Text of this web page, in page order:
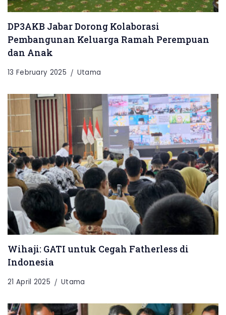
DP3AKB Jabar Dorong Kolaborasi
Pembangunan Keluarga Ramah Perempuan
dan Anak
13 February 2025 Utama
Wihaji: GATI untuk Cegah Fatherless di
Indonesia
21 April 2025 Utama